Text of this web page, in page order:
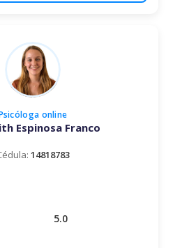
online
Espinosa Franco
14818783
5.0